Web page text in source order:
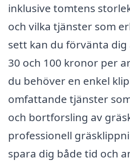
inklusive tomtens
och vilka tjänster som
sett kan du förvänta
30 och 100 kronor per
du behöver en enkel
omfattande tjänster
och bortforsling av
professionell
spara dig både tid och